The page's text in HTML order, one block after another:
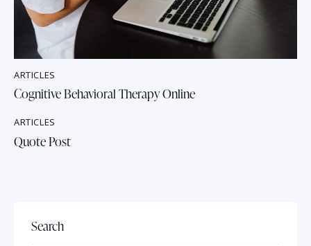
ARTICLES
Cognitive Behavioral Therapy Online
ARTICLES
Quote Post
Search